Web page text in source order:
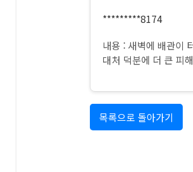
*********8174
내용 : 새벽에 배관이
대처 덕분에 더 큰 피
목록으로 돌아가기